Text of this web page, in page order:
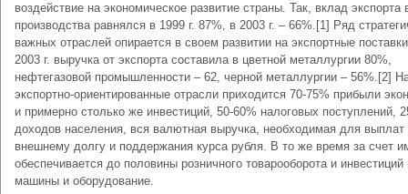
воздействие на экономическое развитие страны. Так, вклад экспорта
производства равнялся в 1999 г. 87%, в 2003 г. – 66%.[1] Ряд
важных отраслей опирается в своем развитии на экспортные
2003 г. выручка от экспорта составила в цветной металлургии 80%,
нефтегазовой промышленности – 62, черной металлургии – 56%.[2]
экспортно-ориентированные отрасли приходится 70-75% прибыли
и примерно столько же инвестиций, 50-60% налоговых поступлений,
доходов населения, вся валютная выручка, необходимая для выплат
внешнему долгу и поддержания курса рубля. В то же время за счет
обеспечивается до половины розничного товарооборота и инвестиций
машины и оборудование.